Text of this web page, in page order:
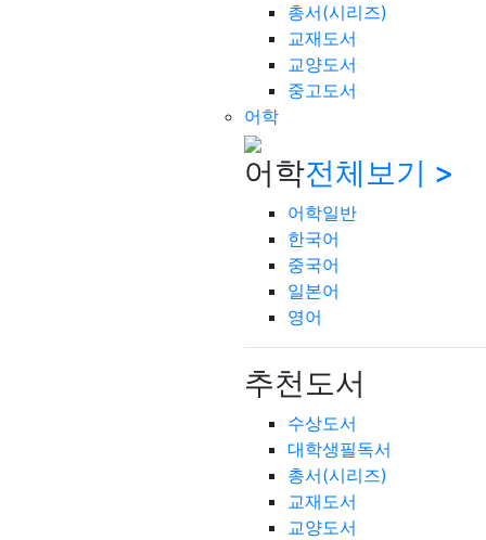
총서(시리즈)
교재도서
교양도서
중고도서
어학
어학전체보기 >
어학일반
한국어
중국어
일본어
영어
추천도서
수상도서
대학생필독서
총서(시리즈)
교재도서
교양도서